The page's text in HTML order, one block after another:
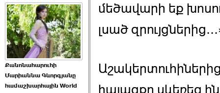
է. «Հրապարակ» ›››
2026-06-25 17:13:00
Քանոնահարուհի
Մարիաննա Գևորգյանը
համաշխարհային World
մեծավարի եք
լսած
Աշակերտուհիներից